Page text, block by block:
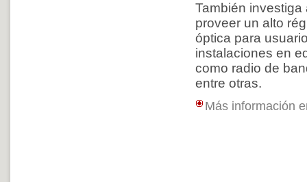
También
proveer un alto
óptica para
instalaciones en
como radio de
entre otras.
Más información